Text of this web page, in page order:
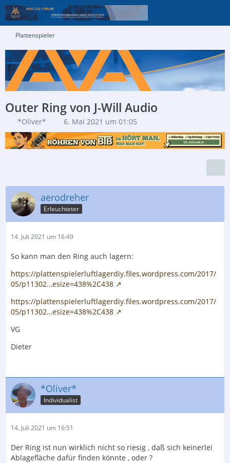
Plattenspieler
Outer Ring von J-Will Audio
*Oliver* 6. Mai 2021 um 01:05
aerodreher
Erleuchteter
14. Juli 2021 um 16:49
So kann man den Ring auch lagern:
https://plattenspielerluftlagerdiy.files.wordpress.com/2017/
05/p11302…esize=438%2C438
https://plattenspielerluftlagerdiy.files.wordpress.com/2017/
05/p11302…esize=438%2C438
VG
Dieter
*Oliver*
Individualist
14. Juli 2021 um 16:51
Der Ring ist nun wirklich nicht so riesig , daß sich keinerlei
Ablagefläche dafür finden könnte , oder ?